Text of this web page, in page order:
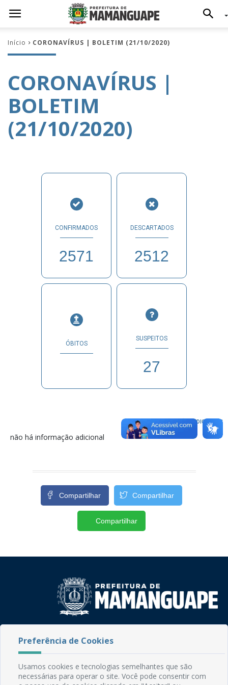
Início CORONAVÍRUS | BOLETIM (21/10/2020)
CORONAVÍRUS |
BOLETIM
(21/10/2020)
CONFIRMADOS
2571
DESCARTADOS
2512
ÓBITOS
SUSPEITOS
27
INFORMAÇÕES ADICIONAIS
não há informação adicional
Compartilhar Compartilhar
Compartilhar
CEP: 58.280-000 - Mamanguape/PB
Fone: (83) 3292-2246
Email: comunicacao@mamanguape.pb.gov.br
Expediente: Segunda à Sexta, das 08h às 13h
Preferência de Cookies
Usamos cookies e tecnologias semelhantes que são
necessárias para operar o site. Você pode consentir com